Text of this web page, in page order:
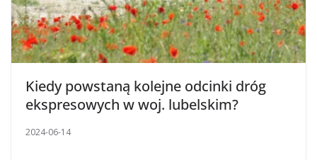
Kiedy powstaną kolejne odcinki dróg
ekspresowych w woj. lubelskim?
2024-06-14